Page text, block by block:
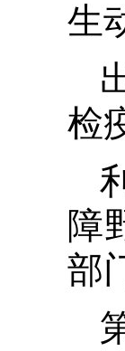
生
检
障
部